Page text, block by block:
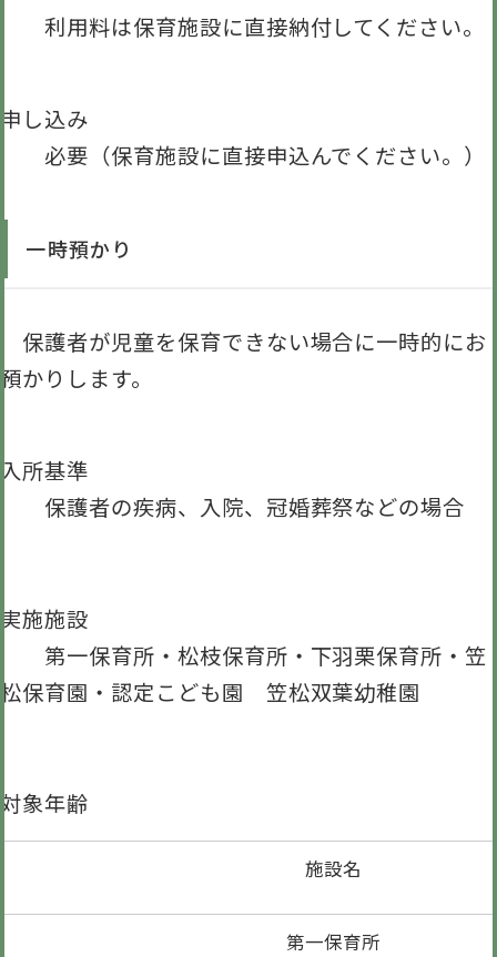
利用料は保育施設に直接納付してください。
申し込み
必要（保育施設に直接申込んでください。）
一時預かり
保護者が児童を保育できない場合に一時的にお
預かりします。
入所基準
保護者の疾病、入院、冠婚葬祭などの場合
実施施設
第一保育所・松枝保育所・下羽栗保育所・笠
松保育園・認定こども園 笠松双葉幼稚園
対象年齢
施設名
第一保育所